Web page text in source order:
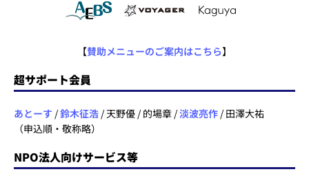
【賛助メニューのご案内はこちら】
超サポート会員
あとーす /鈴木征浩 / 天野優 / 的場章 /淡波亮作 / 田澤大祐
（申込順・敬称略）
NPO法人向けサービス等